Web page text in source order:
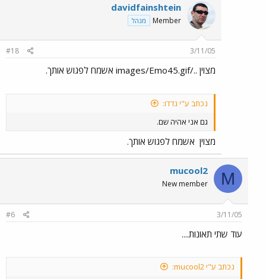
davidfainshtein
Member מנהל
3/11/05
#18
מצוין ../images/Emo45.gif אשמח לפגוש אותך.
נכתב ע"י גדדו:
גם אני אהיה שם.
מצוין אשמח לפגוש אותך.
M
mucool2
New member
3/11/05
#6
עוד שתי תאונות....
נכתב ע"י mucool2: